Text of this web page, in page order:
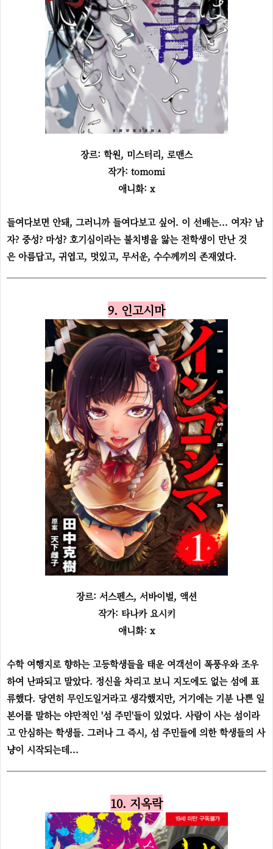
장르: 학원, 미스터리, 로맨스
작가: tomomi
애니화: x
들여다보면 안돼, 그러니까 들여다보고 싶어. 이 선배는... 여자? 남
자? 중성? 마성? 호기심이라는 불치병을 앓는 전학생이 만난 것
은 아름답고, 귀엽고, 멋있고, 무서운, 수수께끼의 존재였다.
9. 인고시마
장르: 서스펜스, 서바이벌, 액션
작가: 타나카 요시키
애니화: x
수학 여행지로 향하는 고등학생들을 태운 여객선이 폭풍우와 조우
하여 난파되고 말았다. 정신을 차리고 보니 지도에도 없는 섬에 표
류했다. 당연히 무인도일거라고 생각했지만, 거기에는 기분 나쁜 일
본어를 말하는 야만적인 '섬 주민'들이 있었다. 사람이 사는 섬이라
고 안심하는 학생들. 그러나 그 즉시, 섬 주민들에 의한 학생들의 사
냥이 시작되는데...
10. 지옥락